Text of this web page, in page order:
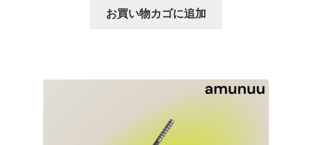
お買い物カゴに追加